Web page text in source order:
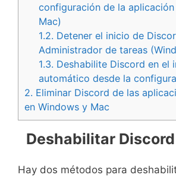
configuración de la
Mac)
1.2. Detener el inicio de
Administrador de tareas
1.3. Deshabilite Discord en el
automático desde la
2. Eliminar Discord de las
en Windows y Mac
Deshabilitar
Hay dos métodos para